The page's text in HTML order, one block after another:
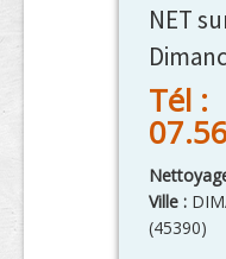
NET
Tél :
Ville :
(45390)